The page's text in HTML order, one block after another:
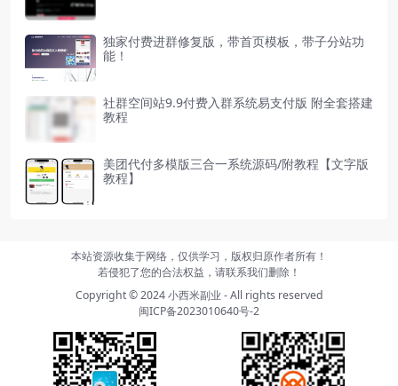
独家付费进群修复版，带首页模板，带子分站功
能！
社群空间站9.9付费入群系统易支付版 附全套搭建
教程
美团代付多模版三合一系统源码/附教程【文字版
教程】
本站资源收集于网络，仅供学习，版权归原作者所有！
若侵犯了您的合法权益，请联系我们删除！
Copyright © 2024小西米副业 - All rights reserved
闽ICP备2023010640号-2